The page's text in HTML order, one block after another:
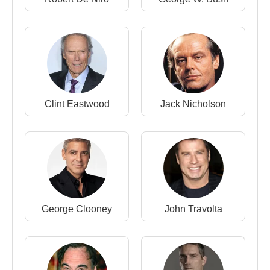
2004 - 61.Altın Küre Ödülleri - En İyi Erkek Oyuncu
(Gizemli Nehir)
1997 - 50.Cannes Film Festivali - En İyi Erkek
Oyuncu (O Çok Sevimli)
1996 - 46.Berlin Film Festivali - En İyi Erkek
Oyuncu (Ölüm Yolunda)
Filmleri ve Dizileri
The Last Face
/ Gerçeğin İki Yüzü (Sinema
Into the Wild
(Sinema Filmi)
2002 - 11 Eylül (Sinema Filmi)
2001 - Söz (Sinema Filmi)
1995 - Tehlikeli Bekleyiş (Sinema Filmi)
Senaryo:
Clint Eastwood Jack Nicholson
George Clooney John Travolta